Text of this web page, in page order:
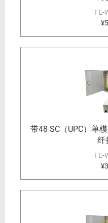
FE-
带48 SC（UPC）单
纤
FE-